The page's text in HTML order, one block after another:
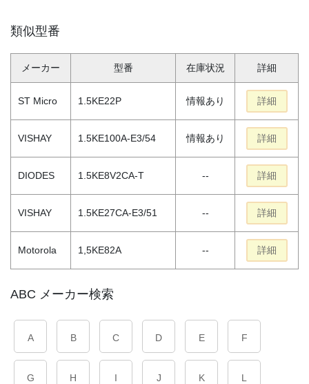
類似型番
メーカー 型番 在庫状況 詳細
ST Micro 1.5KE22P 情報あり 詳細
VISHAY 1.5KE100A-E3/54 情報あり 詳細
DIODES 1.5KE8V2CA-T -- 詳細
VISHAY 1.5KE27CA-E3/51 -- 詳細
Motorola 1,5KE82A -- 詳細
ABC メーカー検索
A B C D E F
G H I J K L